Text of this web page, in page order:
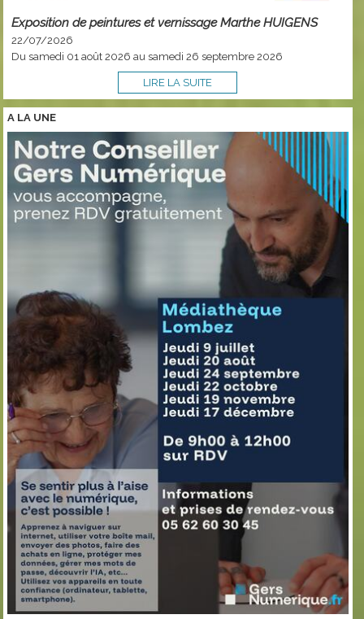
Exposition de peintures et vernissage Marthe HUIGENS
22/07/2026
Du samedi 01 août 2026 au samedi 26 septembre 2026
LIRE LA SUITE
A LA UNE